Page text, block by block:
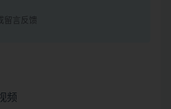
留言反馈
频